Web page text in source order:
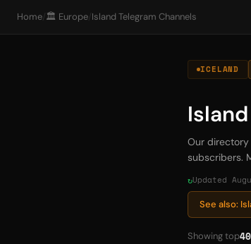
Home/ 🏛️ Europe/ Island Telegram Channels
ICELAND
Our directory
subscribers.
Updated
See also:
Showing top40